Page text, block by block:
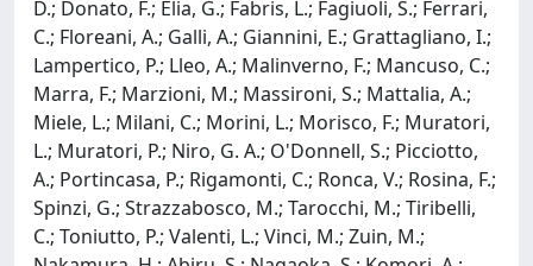
D.; Donato, F.; Elia, G.; Fabris, L.; Fagiuoli, S.; Ferrari,
C.; Floreani, A.; Galli, A.; Giannini, E.; Grattagliano, I.;
Lampertico, P.; Lleo, A.; Malinverno, F.; Mancuso, C.;
Marra, F.; Marzioni, M.; Massironi, S.; Mattalia, A.;
Miele, L.; Milani, C.; Morini, L.; Morisco, F.; Muratori,
L.; Muratori, P.; Niro, G. A.; O'Donnell, S.; Picciotto,
A.; Portincasa, P.; Rigamonti, C.; Ronca, V.; Rosina, F.;
Spinzi, G.; Strazzabosco, M.; Tarocchi, M.; Tiribelli,
C.; Toniutto, P.; Valenti, L.; Vinci, M.; Zuin, M.;